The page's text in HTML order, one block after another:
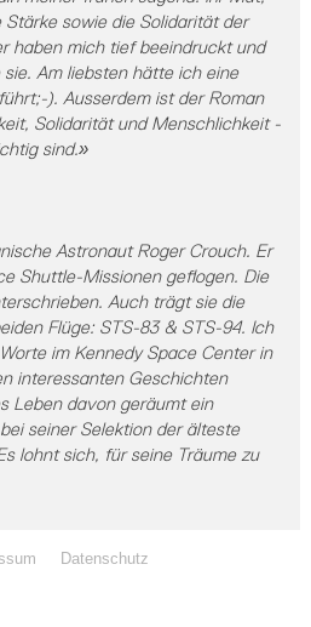
sowie die Solidarität der
haben mich tief beeindruckt und
Am liebsten hätte ich eine
). Ausserdem ist der Roman
Solidarität und Menschlichkeit -
sind.»
Astronaut Roger Crouch. Er
Shuttle-Missionen geflogen. Die
Auch trägt sie die
Flüge: STS-83 & STS-94. Ich
im Kennedy Space Center in
interessanten Geschichten
Leben davon geräumt ein
seiner Selektion der älteste
lohnt sich, für seine Träume zu
Datenschutz